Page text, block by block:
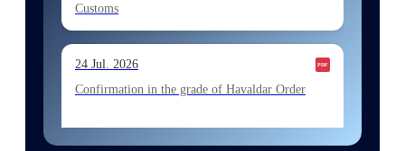
Customs
24 Jul. 2026
Confirmation in the grade of Havaldar Order